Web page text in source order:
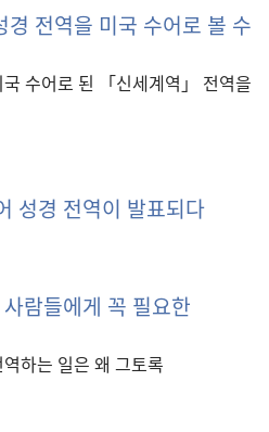
경 전역을 미국 수어로 볼 수
수어로 된 「신세계역」 전역을
성경 전역이 발표되다
람들에게 꼭 필요한
하는 일은 왜 그토록